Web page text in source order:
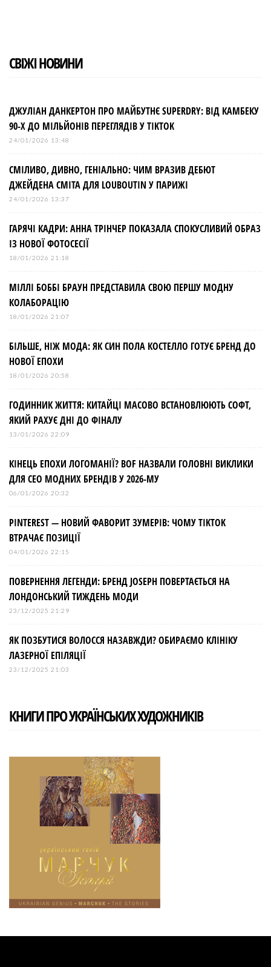
СВІЖІ НОВИНИ
ДЖУЛІАН ДАНКЕРТОН ПРО МАЙБУТНЄ SUPERDRY: ВІД КАМБЕКУ
90-Х ДО МІЛЬЙОНІВ ПЕРЕГЛЯДІВ У TIKTOK
24/01/2026 13:48
СМІЛИВО, ДИВНО, ГЕНІАЛЬНО: ЧИМ ВРАЗИВ ДЕБЮТ
ДЖЕЙДЕНА СМІТА ДЛЯ LOUBOUTIN У ПАРИЖІ
24/01/2026 13:37
ГАРЯЧІ КАДРИ: АННА ТРІНЧЕР ПОКАЗАЛА СПОКУСЛИВИЙ ОБРАЗ
ІЗ НОВОЇ ФОТОСЕСІЇ
18/01/2026 21:18
МІЛЛІ БОББІ БРАУН ПРЕДСТАВИЛА СВОЮ ПЕРШУ МОДНУ
КОЛАБОРАЦІЮ
18/01/2026 21:07
БІЛЬШЕ, НІЖ МОДА: ЯК СИН ПОЛА КОСТЕЛЛО ГОТУЄ БРЕНД ДО
НОВОЇ ЕПОХИ
18/01/2026 20:58
ГОДИННИК ЖИТТЯ: КИТАЙЦІ МАСОВО ВСТАНОВЛЮЮТЬ СОФТ,
ЯКИЙ РАХУЄ ДНІ ДО ФІНАЛУ
13/01/2026 22:09
КІНЕЦЬ ЕПОХИ ЛОГОМАНІЇ? BOF НАЗВАЛИ ГОЛОВНІ ВИКЛИКИ
ДЛЯ СЕО МОДНИХ БРЕНДІВ У 2026-МУ
06/01/2026 20:32
PINTEREST — НОВИЙ ФАВОРИТ ЗУМЕРІВ: ЧОМУ TIKTOK
ВТРАЧАЄ ПОЗИЦІЇ
04/01/2026 22:15
ПОВЕРНЕННЯ ЛЕГЕНДИ: БРЕНД JOSEPH ПОВЕРТАЄТЬСЯ НА
ЛОНДОНСЬКИЙ ТИЖДЕНЬ МОДИ
23/12/2025 21:29
ЯК ПОЗБУТИСЯ ВОЛОССЯ НАЗАВЖДИ? ОБИРАЄМО КЛІНІКУ
ЛАЗЕРНОЇ ЕПІЛЯЦІЇ
23/12/2025 21:03
КНИГИ ПРО УКРАЇНСЬКИХ ХУДОЖНИКІВ